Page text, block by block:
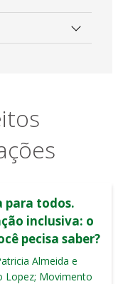
para todos.
inclusiva: o
pecisa saber?
Almeida e
Lopez; Movimento